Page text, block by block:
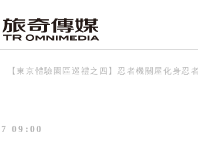
【東京體驗園區巡禮之四】忍者機關屋化身忍
09:00